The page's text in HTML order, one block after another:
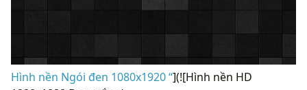
Hình nền Ngói đen 1080x1920 “](![Hình nền HD